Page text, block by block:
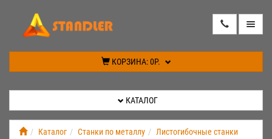
КОРЗИНА:0Р.
КАТАЛОГ
Каталог Станки по металлу
Листогибочные станки